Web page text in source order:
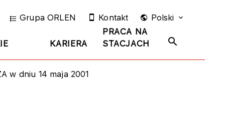
KARIERA
PRACA NA
STACJACH
Grupa ORLEN Kontakt Polski
w dniu 14 maja 2001